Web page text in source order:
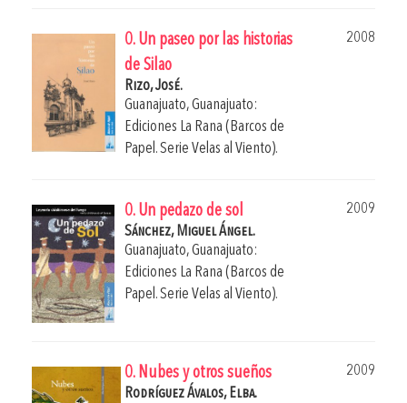
0. Un paseo por las historias
de Silao
2008
Rizo, José.
Guanajuato, Guanajuato:
Ediciones La Rana (Barcos de
Papel. Serie Velas al Viento).
0. Un pedazo de sol
2009
Sánchez, Miguel Ángel.
Guanajuato, Guanajuato:
Ediciones La Rana (Barcos de
Papel. Serie Velas al Viento).
0. Nubes y otros sueños
2009
Rodríguez Ávalos, Elba.